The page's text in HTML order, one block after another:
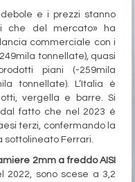
e i prezzi stanno
che del mercato» ha
commerciale con i
tonnellate), quasi
piani (-259mila
tonnellate). L’Italia è
vergella e barre. Si
fatto che nel 2023 è
terzi, confermando la
sottolineato Ferrari.
2mm a freddo AISI
2022, sono scese a 3,2